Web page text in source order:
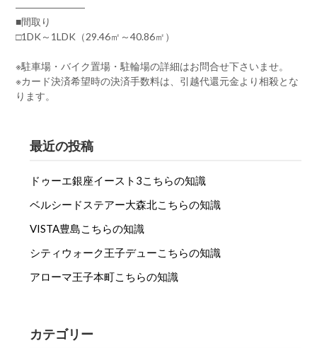
―――――――
■間取り
□1DK～1LDK（29.46㎡～40.86㎡）
※駐車場・バイク置場・駐輪場の詳細はお問合せ下さいませ。
※カード決済希望時の決済手数料は、引越代還元金より相殺とな
ります。
最近の投稿
ドゥーエ銀座イースト3こちらの知識
ベルシードステアー大森北こちらの知識
VISTA豊島こちらの知識
シティウォーク王子デューこちらの知識
アローマ王子本町こちらの知識
カテゴリー